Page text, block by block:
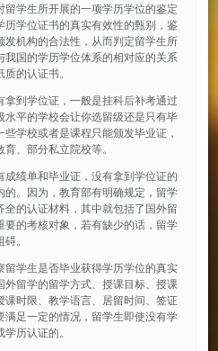
学生所开展的一项学历学位的鉴定
学位证书的真实有效性的甄别，鉴
机构的合法性，从而判定留学生所
国的学历学位体系的相对应的关系
的认证书。
到学位证，一般是挂科后补考通过
平的学校会让你选留级还是只有毕
学校或者是课程只能颁发毕业证，
、部分私立院校等。
绩单和毕业证，没有拿到学位证的
。因为，教育部有明确规定，留学
的认证材料，其中就包括了国外留
的考核对象，若有缺少的话，留学
。
学生是否毕业获得学历学位的真实
留学的留学方式、授课目标、授课
时限、教学语言、居留时间、签证
足一定的情况，留学生即使没有学
历认证的。